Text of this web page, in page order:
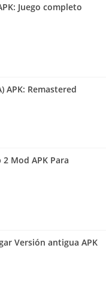
Juego completo
APK: Remastered
Mod APK Para
Versión antigua APK